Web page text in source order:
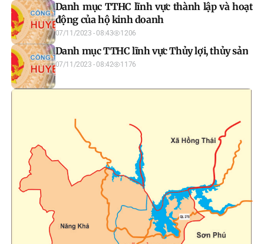
Danh mục TTHC lĩnh vực thành lập và hoạt
động của hộ kinh doanh
07/11/2023 - 08:43 1206
Danh mục TTHC lĩnh vực Thủy lợi, thủy sản
07/11/2023 - 08:42 1176